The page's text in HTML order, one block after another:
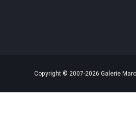
Copyright © 2007-2026 Galerie